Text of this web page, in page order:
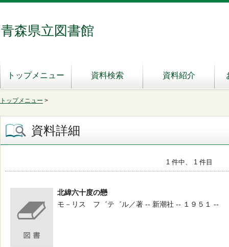
青森県立図書館
トップメニュー 資料検索 資料紹介
トップメニュー >
資料詳細
1 件中、 1 件目
北緯六十度の戀
モ－リス フ゛テ゛ル／著 -- 新潮社 -- １９５１ --